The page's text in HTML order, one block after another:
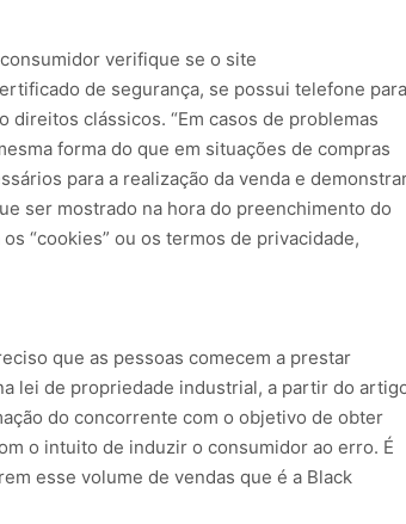
verifique se o site
de segurança, se possui telefone para
direitos clássicos. “Em casos de problemas
forma do que em situações de compras
para a realização da venda e
ser mostrado na hora do preenchimento do
“cookies” ou os termos de privacidade,
que as pessoas comecem a prestar
lei de propriedade industrial, a partir do
do concorrente com o objetivo de obter
o intuito de induzir o consumidor ao erro. É
esse volume de vendas que é a Black